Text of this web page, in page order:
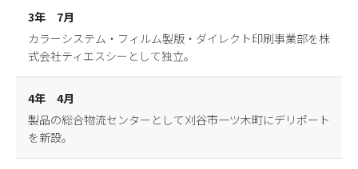
3年 7月
カラーシステム・フィルム製版・ダイレクト印刷事業部を株
式会社ティエスシーとして独立。
4年 4月
製品の総合物流センターとして刈谷市一ツ木町にデリポート
を新設。